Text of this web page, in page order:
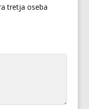
tretja oseba